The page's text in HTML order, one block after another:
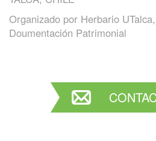
Organizado por Herbario
Doumentación Patrimonial